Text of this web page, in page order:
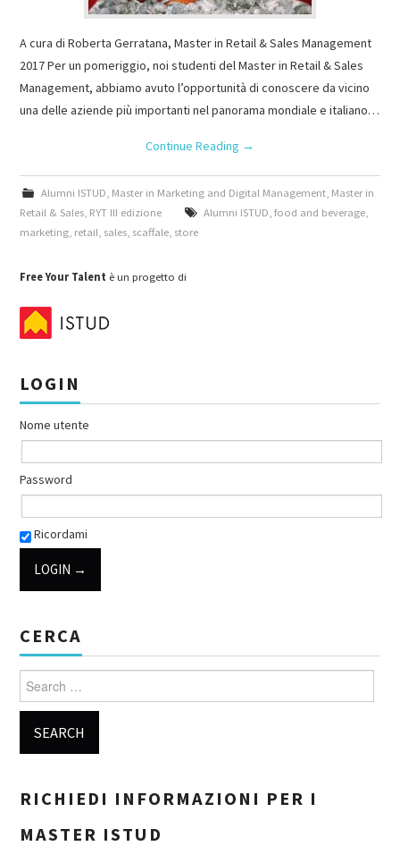
A cura di Roberta Gerratana, Master in Retail & Sales Management
2017 Per un pomeriggio, noi studenti del Master in Retail & Sales
Management, abbiamo avuto l’opportunità di conoscere da vicino
una delle aziende più importanti nel panorama mondiale e italiano…
Continue Reading →
Alumni ISTUD Master in Marketing and Digital Management, Master in
Retail & Sales RYT III edizione Alumni ISTUD food and beverage,
marketing retail sales scaffale store
Free Your Talent è un progetto di
LOGIN
Nome utente
Password
Ricordami
CERCA
Search for:
RICHIEDI INFORMAZIONI PER I
MASTER ISTUD